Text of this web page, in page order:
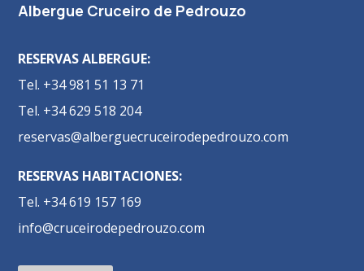
Albergue Cruceiro de Pedrouzo
RESERVAS ALBERGUE:
Tel. +34 981 51 13 71
Tel. +34 629 518 204
reservas@alberguecruceirodepedrouzo.com
RESERVAS HABITACIONES:
Tel. +34 619 157 169
info@cruceirodepedrouzo.com